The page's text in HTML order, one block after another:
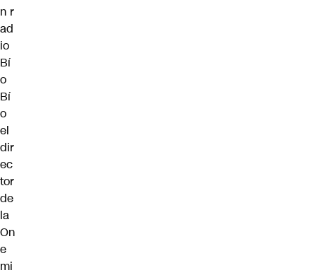
n r
ad
io
Bí
o
Bí
o
el
dir
ec
tor
de
la
On
e
mi